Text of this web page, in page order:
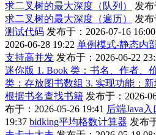
求二叉树的最大深度（队列）
发布
求二叉树的最大深度（遍历）
发布
测试代码 发布于：2026-07-16 16:00
2026-06-28 19:22 单例模式-静态内
支持高并发 发布于：2026-06-22
迷你版 1. Book 类：书名、作者、
类：存放图书数组 3. 实现功能：新
根据书名查找书籍 发布于：2026-
布于：2026-05-26 19:41 后端Java入
19:37 bidking平均格数计算器 发布